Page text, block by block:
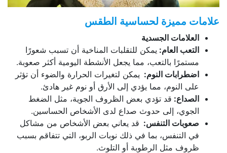
علامات مميزة لحساسية الطقس
العلامات الجسدية
التعب العام: يمكن للتقلبات المناخية أن تسبب شعورًا
مستمرًا بالتعب، مما يجعل الأنشطة اليومية أكثر صعوبة.
اضطرابات النوم: يمكن لتغيرات الحرارة والضوء أن تؤثر
على النوم، مما يؤدي إلى الأرق أو نوم غير هادئ.
الصداع: قد تؤدي بعض الظروف الجوية، مثل الضغط
الجوي، إلى حدوث صداع لدى الأشخاص الحساسين.
صعوبات التنفس: قد يعاني بعض الأشخاص من مشاكل
في التنفس، بما في ذلك نوبات الربو، التي تتفاقم بسبب
ظروف مثل الرطوبة أو التلوث.